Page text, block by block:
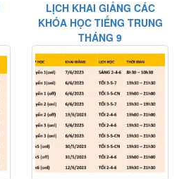
LỊCH KHAI GIẢNG CÁC
KHÓA HỌC TIẾNG TRUNG
THÁNG 9